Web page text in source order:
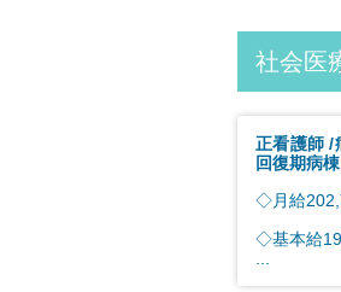
社会医
正看護師
回復期病棟
◇月給
◇基本給